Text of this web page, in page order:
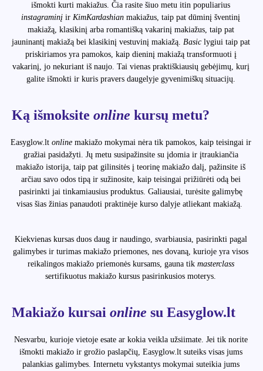
išmokti kurti makiažus. Čia rasite šiuo metu itin populiarius
instagraminį ir KimKardashian makiažus, taip pat dūminį šventinį
makiažą, klasikinį arba romantišką vakarinį makiažus, taip pat
jauninantį makiažą bei klasikinį vestuvinį makiažą. Basiclygiui taip pat
priskiriamos yra pamokos, kaip dieninį makiažą transformuoti į
vakarinį, jo nekuriant iš naujo. Tai vienas praktiškiausių gebėjimų, kurį
galite išmokti ir kuris pravers daugelyje gyvenimiškų situacijų.
Ką išmoksite online kursų metu?
Easyglow.lt onlinemakiažo mokymai nėra tik pamokos, kaip teisingai ir
gražiai pasidažyti. Jų metu susipažinsite su įdomia ir įtraukiančia
makiažo istorija, taip pat gilinsitės į teorinę makiažo dalį, pažinsite iš
arčiau savo odos tipą ir sužinosite, kaip teisingai prižiūrėti odą bei
pasirinkti jai tinkamiausius produktus. Galiausiai, turėsite galimybę
visas šias žinias panaudoti praktinėje kurso dalyje atliekant makiažą.
Kiekvienas kursas duos daug ir naudingo, svarbiausia, pasirinkti pagal
galimybes ir turimas makiažo priemones, nes dovaną, kurioje yra visos
reikalingos makiažo priemonės kursams, gauna tik masterclass
sertifikuotus makiažo kursus pasirinkusios moterys.
Makiažo kursai online su Easyglow.lt
Nesvarbu, kurioje vietoje esate ar kokia veikla užsiimate. Jei tik norite
išmokti makiažo ir grožio paslapčių, Easyglow.lt suteiks visas jums
palankias galimybes. Internetu vykstantys mokymai suteikia jums